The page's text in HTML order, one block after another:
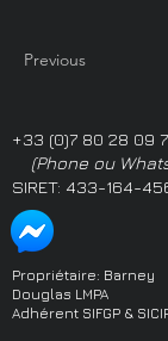
Previous
+33 (0)7 80 28 09
(Phone ou
SIRET: 433-164-
Propriétaire: Barney
Douglas LMPA
Adhérent SIFGP &